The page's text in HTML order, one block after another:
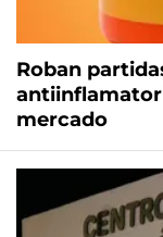
Roban
mercado